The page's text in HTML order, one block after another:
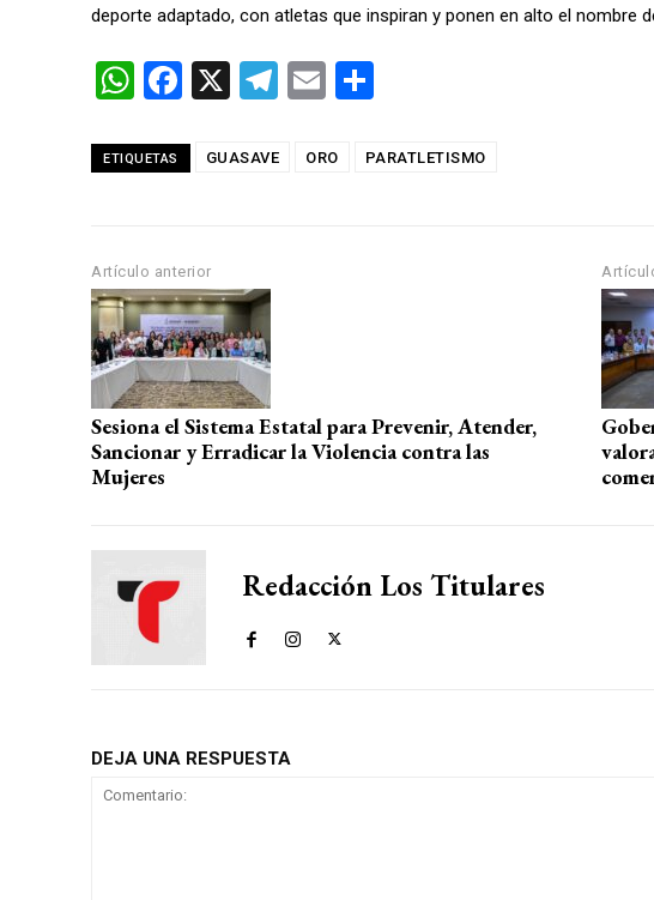
deporte adaptado, con atletas que inspiran y ponen en alto el nombre
W
at
p
p
F
ce
o
k
X
T
e
E
ail
m
ETIQUETAS GUASAVE ORO PARATLETISMO
Artículo anterior
Sesiona el Sistema Estatal para Prevenir, Atender,
Sancionar y Erradicar la Violencia contra las
Mujeres
Redacción Los Titulares
DEJA UNA RESPUESTA